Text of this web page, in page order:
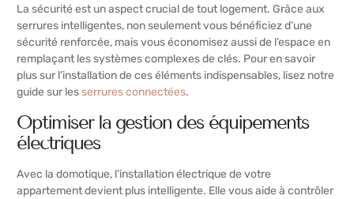
La sécurité est un aspect crucial de tout logement. Grâce aux
serrures intelligentes, non seulement vous bénéficiez d’une
sécurité renforcée, mais vous économisez aussi de l’espace en
remplaçant les systèmes complexes de clés. Pour en savoir
plus sur l’installation de ces éléments indispensables, lisez notre
guide sur lesserrures connectées.
Optimiser la gestion des équipements
électriques
Avec la domotique, l’installation électrique de votre
appartement devient plus intelligente. Elle vous aide à contrôler